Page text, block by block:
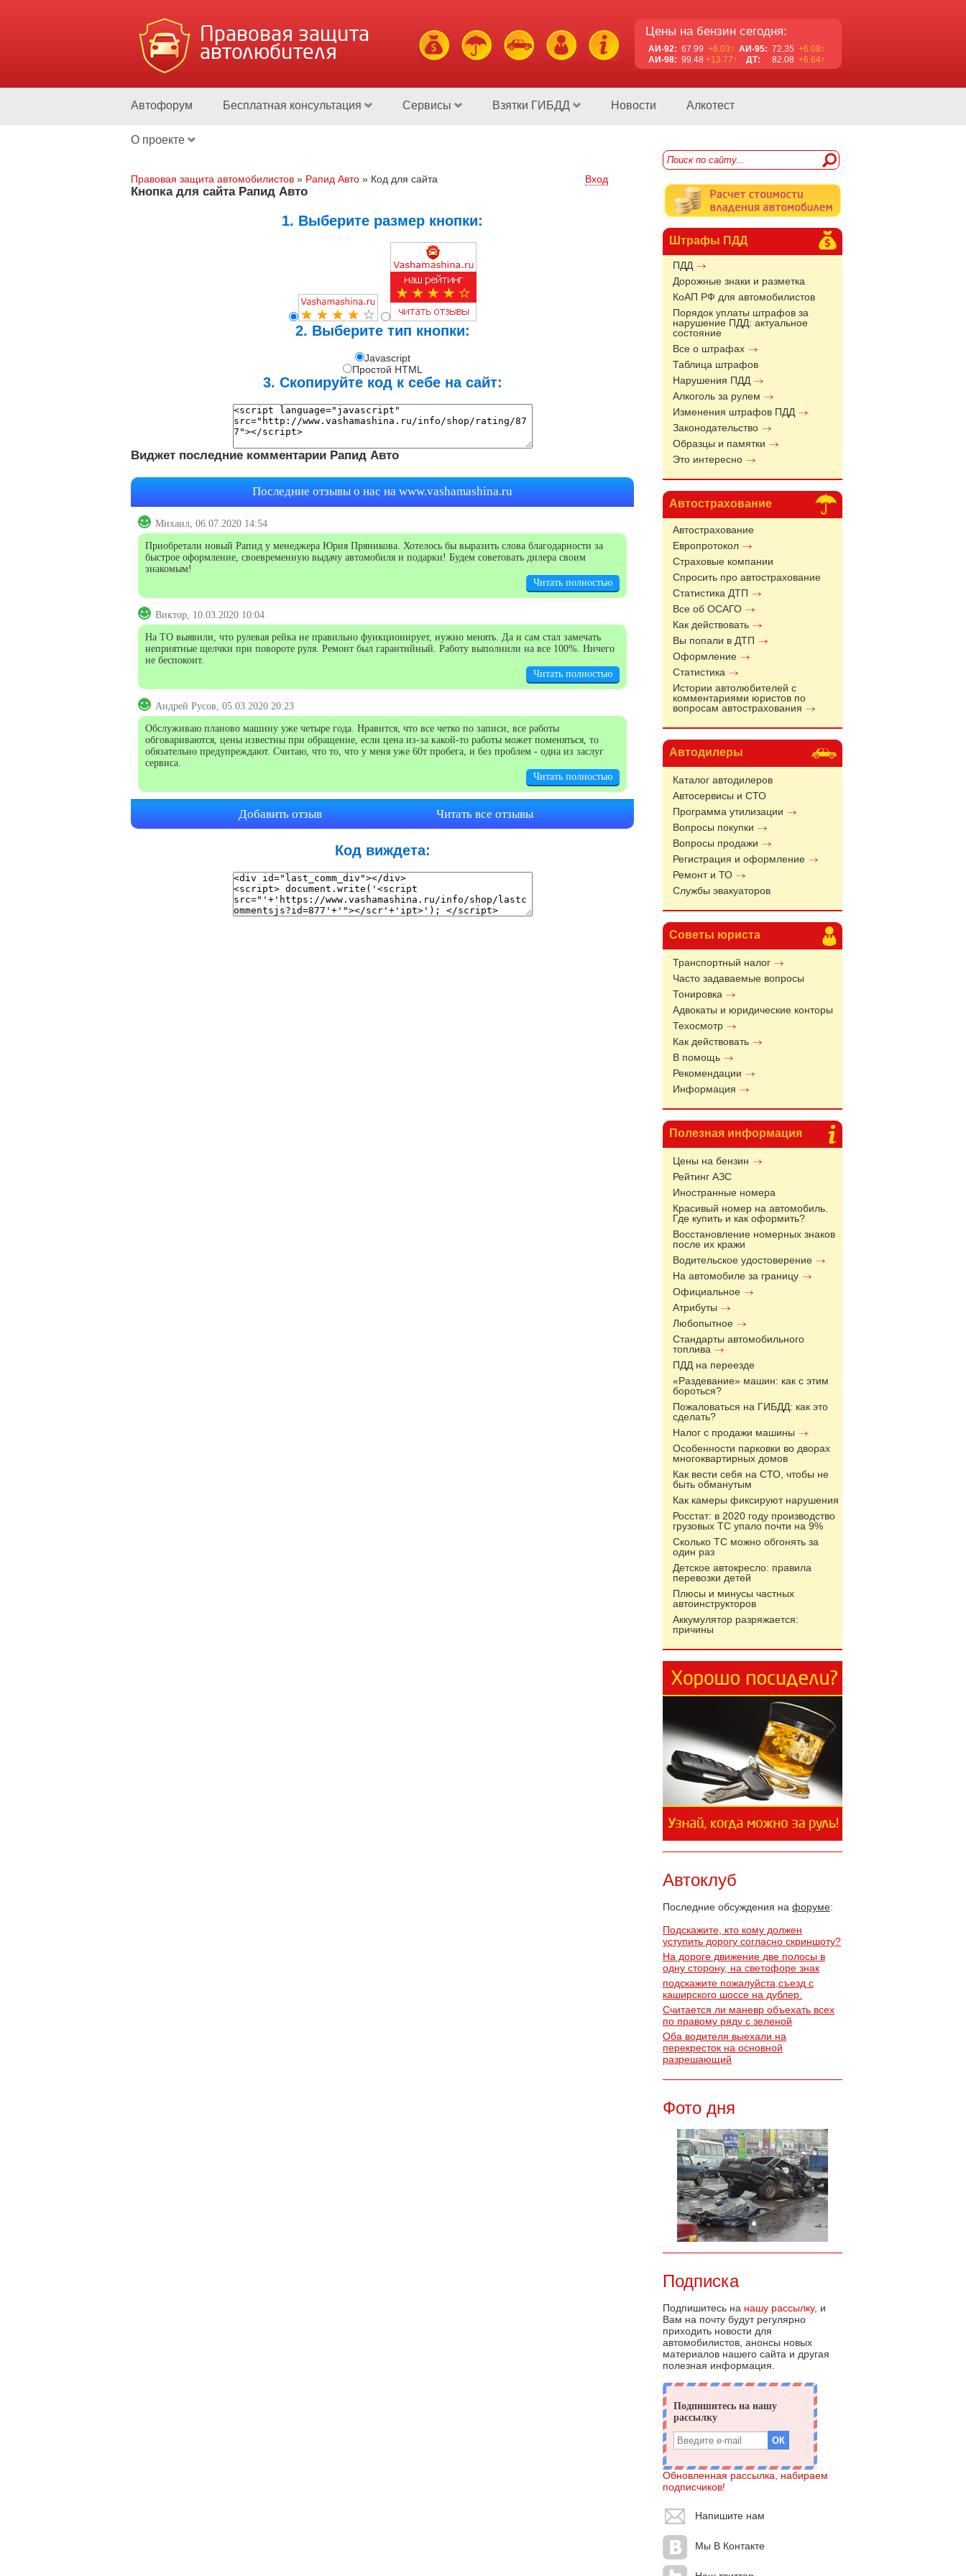
Правовая защита
автолюбителя
Цены на бензин сегодня:
АИ-92: 67.99 +6.03↑ АИ-95: 72.35 +6.08↑
АИ-98: 99.48 +13.77↑ ДТ: 82.08 +6.64↑
Автофорум Бесплатная консультация Сервисы Взятки ГИБДД Новости Алкотест
О проекте
Штрафы ПДД
ПДД
Дорожные знаки и разметка
КоАП РФ для автомобилистов
Порядок уплаты штрафов за
нарушение ПДД: актуальное
состояние
Все о штрафах
Таблица штрафов
Нарушения ПДД
Алкоголь за рулем
Изменения штрафов ПДД
Законодательство
Образцы и памятки
Это интересно
Автострахование
Автострахование
Европротокол
Страховые компании
Спросить про автострахование
Статистика ДТП
Все об ОСАГО
Как действовать
Вы попали в ДТП
Оформление
Статистика
Истории автолюбителей с
комментариями юристов по
вопросам автострахования
Автодилеры
Каталог автодилеров
Автосервисы и СТО
Программа утилизации
Вопросы покупки
Вопросы продажи
Регистрация и оформление
Ремонт и ТО
Службы эвакуаторов
Советы юриста
Транспортный налог
Часто задаваемые вопросы
Тонировка
Адвокаты и юридические конторы
Техосмотр
Как действовать
В помощь
Рекомендации
Информация
Полезная информация
Цены на бензин
Рейтинг АЗС
Иностранные номера
Красивый номер на автомобиль.
Где купить и как оформить?
Восстановление номерных знаков
после их кражи
Водительское удостоверение
На автомобиле за границу
Официальное
Атрибуты
Любопытное
Стандарты автомобильного
топлива
ПДД на переезде
«Раздевание» машин: как с этим
бороться?
Пожаловаться на ГИБДД: как это
сделать?
Налог с продажи машины
Особенности парковки во дворах
многоквартирных домов
Как вести себя на СТО, чтобы не
быть обманутым
Как камеры фиксируют нарушения
Росстат: в 2020 году производство
грузовых ТС упало почти на 9%
Сколько ТС можно обгонять за
один раз
Детское автокресло: правила
перевозки детей
Плюсы и минусы частных
автоинструкторов
Аккумулятор разряжается:
причины
Автоклуб
Последние обсуждения на форуме:
Подскажите, кто кому должен
уступить дорогу согласно скриншоту?
На дороге движение две полосы в
одну сторону, на светофоре знак
подскажите пожалуйста,съезд с
каширского шоссе на дублер.
Считается ли маневр объехать всех
по правому ряду с зеленой
Оба водителя выехали на
перекресток на основной
разрешающий
Фото дня
Подписка
Подпишитесь на нашу рассылку, и
Вам на почту будут регулярно
приходить новости для
автомобилистов, анонсы новых
материалов нашего сайта и другая
полезная информация.
Обновленная рассылка, набираем
подписчиков!
Напишите нам
Мы В Контакте
Правовая защита автомобилистов » Рапид Авто » Код для сайта Вход
Кнопка для сайта Рапид Авто
1. Выберите размер кнопки:
2. Выберите тип кнопки:
Javascript
Простой HTML
3. Скопируйте код к себе на сайт:
Виджет последние комментарии Рапид Авто
Последние отзывы о нас на www.vashamashina.ru
Михаил, 06.07.2020 14:54
Приобретали новый Рапид у менеджера Юрия Пряникова. Хотелось бы выразить слова благодарности за
быстрое оформление, своевременную выдачу автомобиля и подарки! Будем советовать дилера своим
знакомым!
Читать полностью
Виктор, 10.03.2020 10:04
На ТО выявили, что рулевая рейка не правильно функционирует, нужно менять. Да и сам стал замечать
неприятные щелчки при повороте руля. Ремонт был гарантийный. Работу выполнили на все 100%. Ничего
не беспокоит.
Читать полностью
Андрей Русов, 05.03.2020 20:23
Обслуживаю планово машину уже четыре года. Нравится, что все четко по записи, все работы
обговариваются, цены известны при обращение, если цена из-за какой-то работы может поменяться, то
обязательно предупреждают. Считаю, что то, что у меня уже 60т пробега, и без проблем - одна из заслуг
сервиса.
Читать полностью
Добавить отзыв Читать все отзывы
Код виждета: